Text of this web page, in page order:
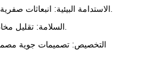
الاستدامة البيئية: انبعاثات صفرية وتكنولوجيا قابلة لإعادة الاستخدام.
السلامة: تقليل مخاطر الحريق مقارنة بالألعاب النارية.
التخصيص: تصميمات جوية